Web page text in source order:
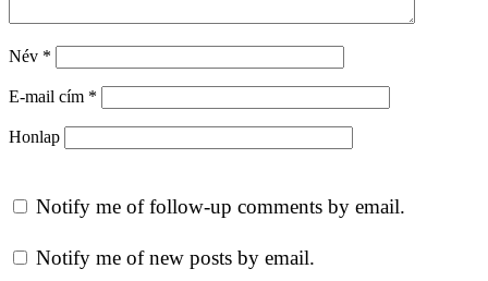
Név *
E-mail cím *
Honlap
Notify me of follow-up comments by email.
Notify me of new posts by email.